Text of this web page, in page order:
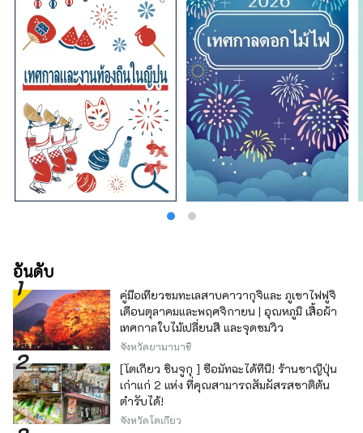
อันดับ
คู่มือเที่ยวชมทะเลสาบคาวากุจิและ ภูเขาไฟฟูจิ
เดือนตุลาคมและพฤศจิกายน | อุณหภูมิ เสื้อผ้า
เทศกาลใบไม้เปลี่ยนสี และจุดชมวิว
จังหวัดยามานาชิ
[โตเกียว ชินจูกุ ] ซื้อมัทฉะได้ที่นี่! ร้านชาญี่ปุ่น
เก่าแก่ 2 แห่ง ที่คุณสามารถสัมผัสรสชาติต้น
ตำรับได้!
จังหวัดโตเกียว